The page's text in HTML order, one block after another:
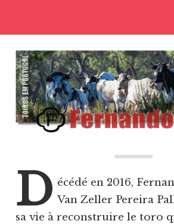
Toros
de
Casta
aux
des
toros
D écédé en 2016,
Van Zeller Pereira
sa vie à reconstruire le toro